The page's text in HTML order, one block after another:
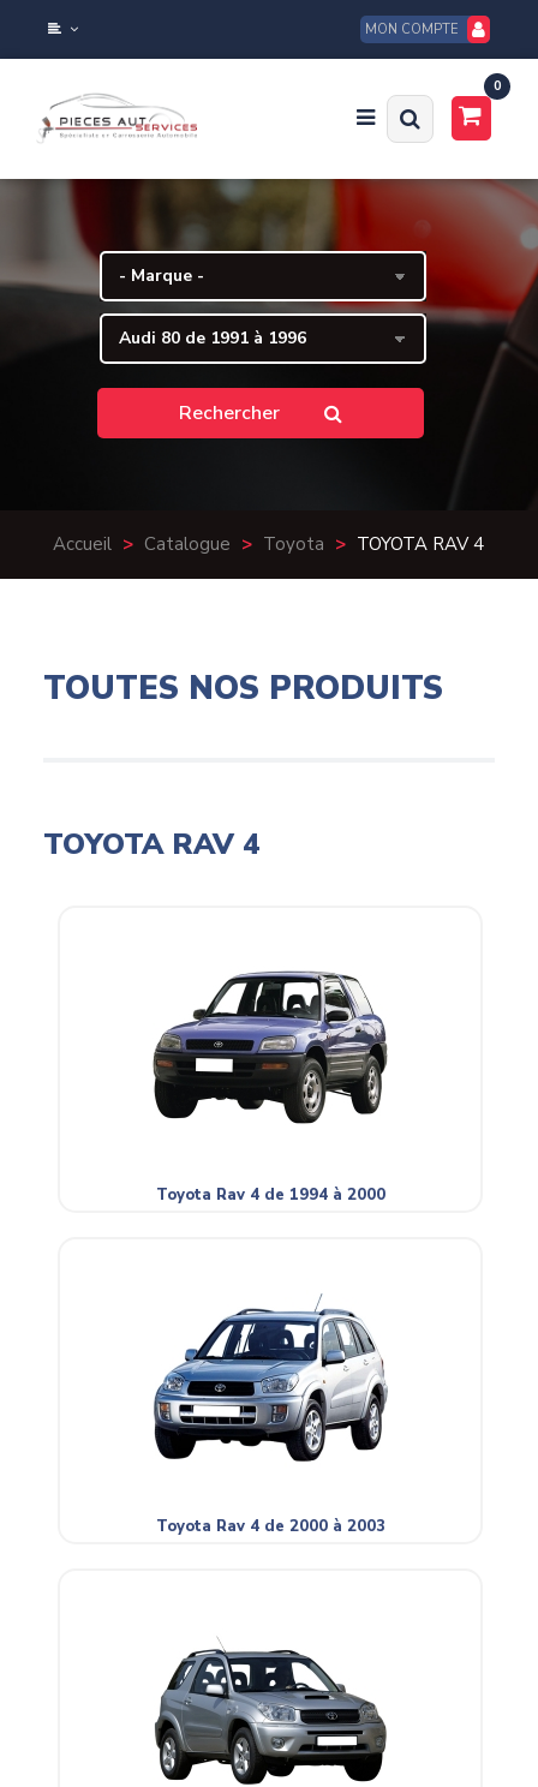
MON COMPTE
0
Accueil > Catalogue > Toyota > TOYOTA RAV 4
Toyota Rav 4 de 1994 à 2000
Toyota Rav 4 de 2000 à 2003
TOUTES NOS PRODUITS
TOYOTA RAV 4